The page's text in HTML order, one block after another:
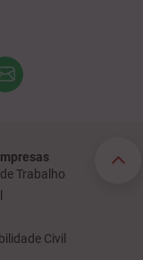
Trabalho
Civil